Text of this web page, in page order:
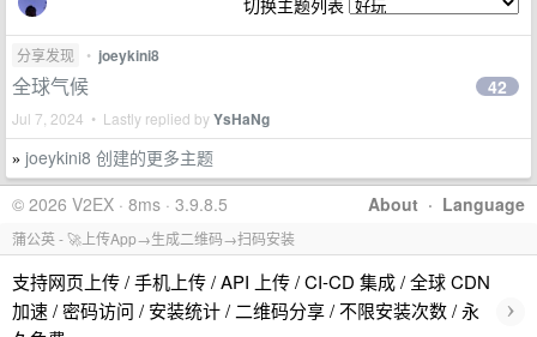
切换主题列表
分享发现 • joeykini8
全球气候
Jul 7, 2024 • Lastly replied byYsHaNg
42
» joeykini8 创建的更多主题
About · Language
© 2026 V2EX · 8ms · 3.9.8.5
蒲公英 - 🚀上传App→生成二维码→扫码安装
支持网页上传 / 手机上传 / API 上传 / CI-CD 集成 / 全球 CDN
加速 / 密码访问 / 安装统计 / 二维码分享 / 不限安装次数 / 永
›